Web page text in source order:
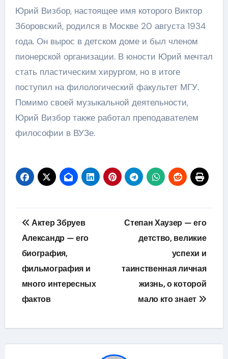
Юрий Визбор, настоящее имя которого Виктор
Зборовский, родился в Москве 20 августа 1934
года. Он вырос в детском доме и был членом
пионерской организации. В юности Юрий мечтал
стать пластическим хирургом, но в итоге
поступил на филологический факультет МГУ.
Помимо своей музыкальной деятельности,
Юрий Визбор также работал преподавателем
философии в ВУЗе.
Навигация
по
записям
Актер Збруев
Александр — его
биография,
фильмография и
много интересных
фактов
Степан Хаузер — его
детство, великие
успехи и
таинственная личная
жизнь, о которой
мало кто знает